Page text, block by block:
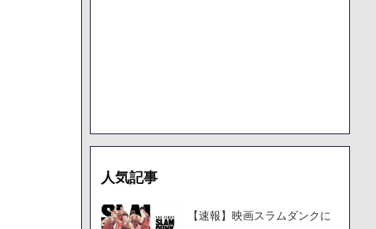
人気記事
【速報】映画スラムダンクに